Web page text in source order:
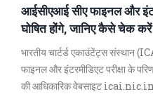
आईसीएआई सीए फाइनल और
घोषित होंगे, जानिए कैसे चेक करें
भारतीय चार्टर्ड एकाउंटेंट्स संस्थान
फाइनल और इंटरमीडिएट परीक्षा के
की आधिकारिक वेबसाइट